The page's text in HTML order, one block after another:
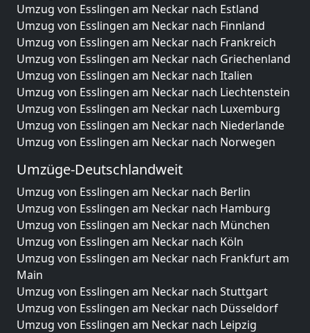
Umzug von Esslingen am Neckar nach Estland
Umzug von Esslingen am Neckar nach Finnland
Umzug von Esslingen am Neckar nach Frankreich
Umzug von Esslingen am Neckar nach Griechenland
Umzug von Esslingen am Neckar nach Italien
Umzug von Esslingen am Neckar nach Liechtenstein
Umzug von Esslingen am Neckar nach Luxemburg
Umzug von Esslingen am Neckar nach Niederlande
Umzug von Esslingen am Neckar nach Norwegen
Umzüge-Deutschlandweit
Umzug von Esslingen am Neckar nach Berlin
Umzug von Esslingen am Neckar nach Hamburg
Umzug von Esslingen am Neckar nach München
Umzug von Esslingen am Neckar nach Köln
Umzug von Esslingen am Neckar nach Frankfurt am
Main
Umzug von Esslingen am Neckar nach Stuttgart
Umzug von Esslingen am Neckar nach Düsseldorf
Umzug von Esslingen am Neckar nach Leipzig